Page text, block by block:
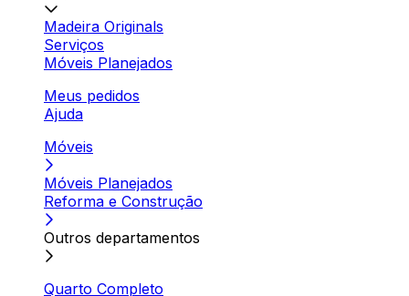
Madeira Originals
Serviços
Móveis Planejados
Meus pedidos
Ajuda
Móveis
Móveis Planejados
Reforma e Construção
Outros departamentos
Quarto Completo